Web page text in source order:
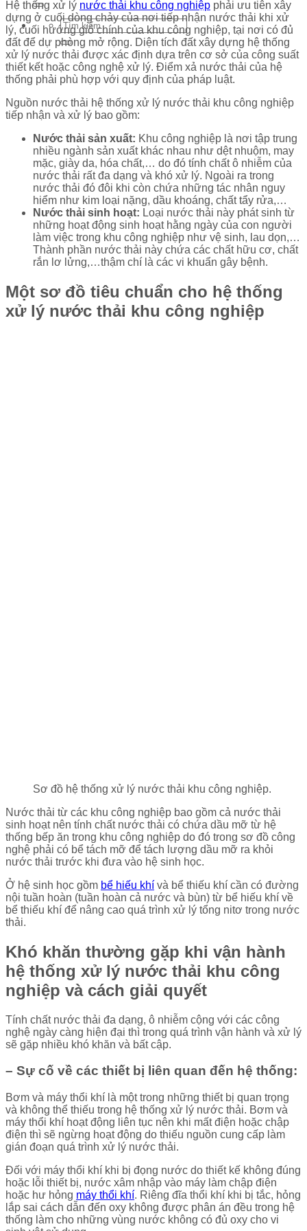
Hệ thống xử lý nước thải khu công nghiệp phải ưu tiên xây
dựng ở cuối dòng chảy của nơi tiếp nhận nước thải khi xử
lý, cuối hướng gió chính của khu công nghiệp, tại nơi có đủ
đất để dự phòng mở rộng. Diện tích đất xây dựng hệ thống
xử lý nước thải được xác định dựa trên cơ sở của công suất
thiết kết hoặc công nghệ xử lý. Điểm xả nước thải của hệ
thống phải phù hợp với quy định của pháp luật.
Nguồn nước thải hệ thống xử lý nước thải khu công nghiệp
tiếp nhận và xử lý bao gồm:
Nước thải sản xuất: Khu công nghiệp là nơi tập trung
nhiều ngành sản xuất khác nhau như dệt nhuộm, may
mặc, giày da, hóa chất,… do đó tính chất ô nhiễm của
nước thải rất đa dạng và khó xử lý. Ngoài ra trong
nước thải đó đôi khi còn chứa những tác nhân nguy
hiểm như kim loại nặng, dầu khoáng, chất tẩy rửa,…
Nước thải sinh hoạt: Loại nước thải này phát sinh từ
những hoạt động sinh hoạt hằng ngày của con người
làm việc trong khu công nghiệp như vệ sinh, lau dọn,…
Thành phần nước thải này chứa các chất hữu cơ, chất
rắn lơ lửng,…thậm chí là các vi khuẩn gây bệnh.
Một sơ đồ tiêu chuẩn cho hệ thống
xử lý nước thải khu công nghiệp
Sơ đồ hệ thống xử lý nước thải khu công nghiệp.
Nước thải từ các khu công nghiệp bao gồm cả nước thải
sinh hoạt nên tính chất nước thải có chứa dầu mỡ từ hệ
thống bếp ăn trong khu công nghiệp do đó trong sơ đồ công
nghệ phải có bể tách mỡ để tách lượng dầu mỡ ra khỏi
nước thải trước khi đưa vào hệ sinh học.
Ở hệ sinh học gồm bể hiếu khí và bể thiếu khí cần có đường
nội tuần hoàn (tuần hoàn cả nước và bùn) từ bể hiếu khí về
bể thiếu khí để nâng cao quá trình xử lý tổng nitơ trong nước
thải.
Khó khăn thường gặp khi vận hành
hệ thống xử lý nước thải khu công
nghiệp và cách giải quyết
Tính chất nước thải đa dạng, ô nhiễm cộng với các công
nghệ ngày càng hiện đại thì trong quá trình vận hành và xử lý
sẽ gặp nhiều khó khăn và bất cập.
– Sự cố về các thiết bị liên quan đến hệ thống:
Bơm và máy thổi khí là một trong những thiết bị quan trọng
và không thể thiếu trong hệ thống xử lý nước thải. Bơm và
máy thổi khí hoạt động liên tục nên khi mất điện hoặc chập
điện thì sẽ ngừng hoạt động do thiếu nguồn cung cấp làm
gián đoạn quá trình xử lý nước thải.
Đối với máy thổi khí khi bị đọng nước do thiết kế không đúng
hoặc lỗi thiết bị, nước xâm nhập vào máy làm chập điện
hoặc hư hỏng máy thổi khí. Riêng đĩa thổi khí khi bị tắc, hỏng
lắp sai cách dẫn đến oxy không được phân án đều trong hệ
thống làm cho những vùng nước không có đủ oxy cho vi